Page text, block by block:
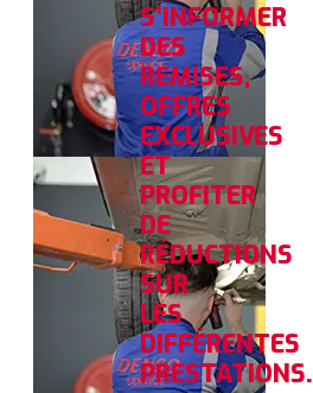
S’INFORMER
DES
REMISES,
OFFRES
EXCLUSIVES
ET
PROFITER
DE
RÉDUCTIONS
SUR
LES
DIFFÉRENTES
PRESTATIONS.